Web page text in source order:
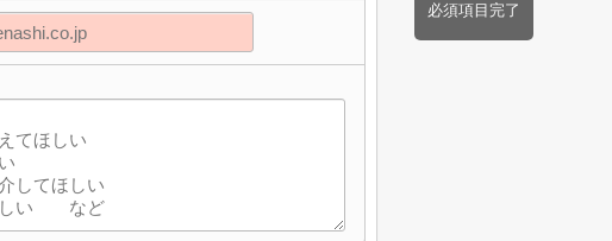
必須項目完了